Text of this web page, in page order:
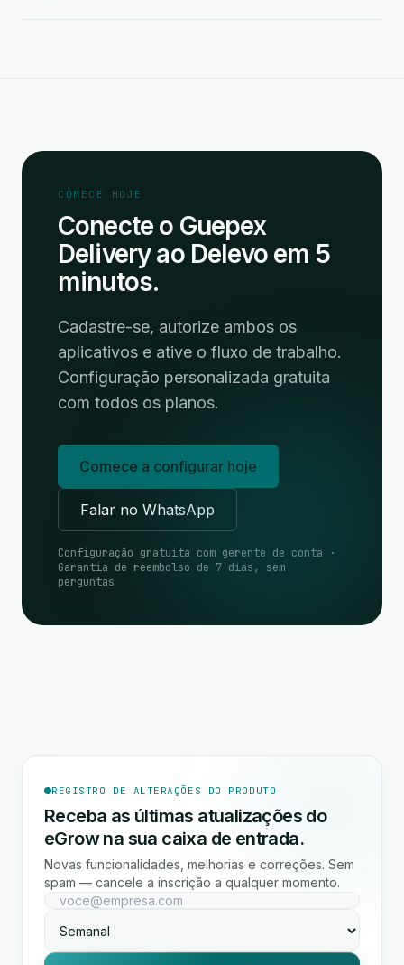
COMECE HOJE
Conecte o Guepex
Delivery ao Delevo em 5
minutos.
Cadastre-se, autorize ambos os
aplicativos e ative o fluxo de trabalho.
Configuração personalizada gratuita
com todos os planos.
Comece a configurar hoje
Falar no WhatsApp
Configuração gratuita com gerente de conta ·
Garantia de reembolso de 7 dias, sem
perguntas
REGISTRO DE ALTERAÇÕES DO PRODUTO
Receba as últimas atualizações do
eGrow na sua caixa de entrada.
Novas funcionalidades, melhorias e correções. Sem
spam — cancele a inscrição a qualquer momento.